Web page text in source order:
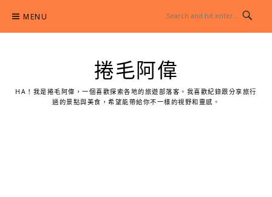
content
MENU
捲毛阿偉
HA！我是捲毛阿偉，一個喜歡探索各地的旅遊部落客。我喜歡紀錄跟分享旅行
過的景點與美食，希望能帶給你不一樣的視野和靈感。